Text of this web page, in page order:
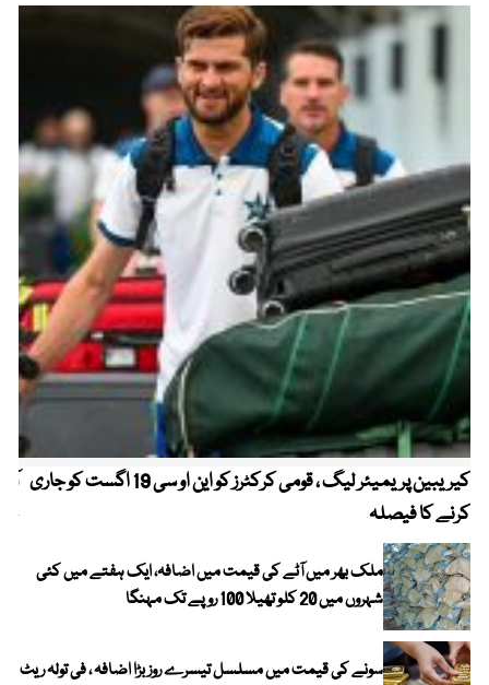
کیریبین پریمیئر لیگ ، قومی کرکٹرز کو این او سی 19 اگست کو جاری
کرنے کا فیصلہ
ملک بھر میں آٹے کی قیمت میں اضافہ، ایک ہفتے میں کئی
شہروں میں 20 کلو تھیلا 100 روپے تک مہنگا
سونے کی قیمت میں مسلسل تیسرے روز بڑا اضافہ ، فی تولہ ریٹ